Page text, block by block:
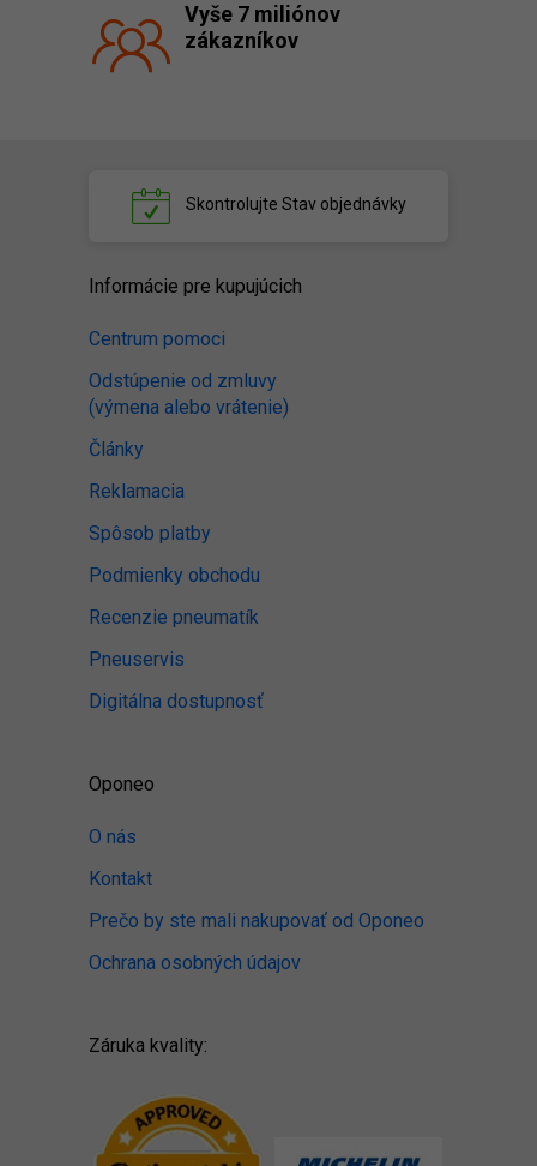
Vyše 7 miliónov
zákazníkov
Skontrolujte Stav objednávky
Informácie pre kupujúcich
Centrum pomoci
Odstúpenie od zmluvy
(výmena alebo vrátenie)
Články
Reklamacia
Spôsob platby
Podmienky obchodu
Recenzie pneumatík
Pneuservis
Digitálna dostupnosť
Oponeo
O nás
Kontakt
Prečo by ste mali nakupovať od Oponeo
Ochrana osobných údajov
Záruka kvality: